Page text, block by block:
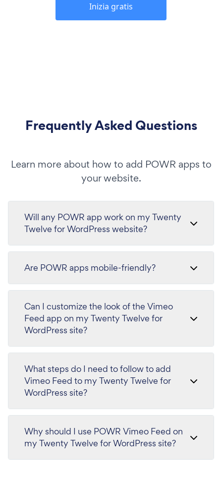
Inizia gratis
Frequently Asked Questions
Learn more about how to add POWR apps to
your website.
Will any POWR app work on my Twenty
Twelve for WordPress website?
Are POWR apps mobile-friendly?
Can I customize the look of the Vimeo
Feed app on my Twenty Twelve for
WordPress site?
What steps do I need to follow to add
Vimeo Feed to my Twenty Twelve for
WordPress site?
Why should I use POWR Vimeo Feed on
my Twenty Twelve for WordPress site?